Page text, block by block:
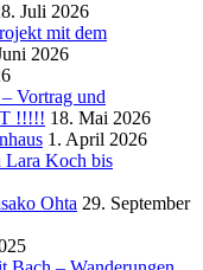
Juli 2026
mit dem
2026
Vortrag und
!!!!! 18. Mai 2026
1. April 2026
Lara Koch bis
Ohta 29. September